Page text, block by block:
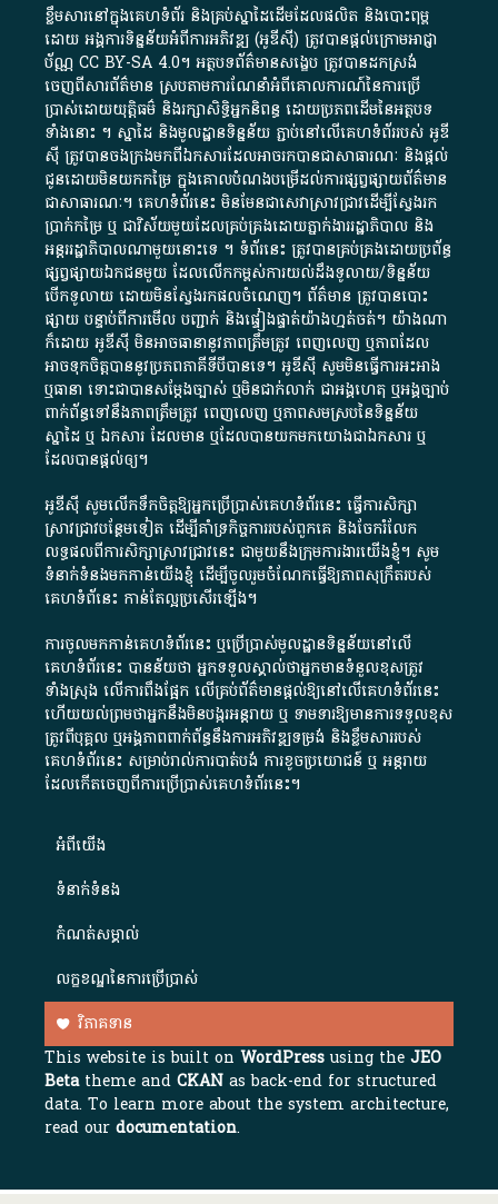
ខ្លឹមសារ​នៅ​ក្នុង​គេហទំព័រ និង​គ្រប់​ស្នា​ដៃ​ដើម​ដែល​ផលិត​ និង​បោះពុម្ព​
ដោយ​ អង្គការ​ទិន្នន័យ​អំពី​ការអភិវឌ្ឍ​​ (អូ​ឌី​ស៊ី)​ ត្រូវ​បាន​ផ្តល់​ក្រោម​អាជ្ញា
ប័ណ្ណ​CC BY-SA 4.0។​ អត្ថបទ​ព័ត៌មាន​សង្ខេប​ ត្រូវ​បាន​ដកស្រង់​
ចេញពី​សារព័ត៌មាន ស្របតាមការ​ណែនាំ​អំពី​គោលការណ៍​នៃ​ការ​ប្រើ
ប្រាស់​ដោយ​យុត្តិធម៌​ និង​រក្សាសិទ្ធិអ្នកនិពន្ធ ដោយ​ប្រភពដើម​នៃ​​អត្ថបទ
ទាំង​នោះ​ ។​ ស្នាដៃ​ និង​មូលដ្ឋាន​ទិន្នន័យ ​ភ្ជាប់​នៅ​លើ​គេហទំព័រ​របស់​ អូ​ឌី​
ស៊ី​ ត្រូវ​បាន​ចងក្រង​មក​ពី​ឯកសារ​ដែល​អាច​រក​បានជា​សាធារណៈ​ និង​ផ្តល់​
ជូន​ដោយ​មិន​យក​កម្រៃ​ ក្នុង​គោលបំណង​បម្រើ​ដល់ការ​ផ្សព្វផ្សាយ​ព័ត៌មាន​
ជា​សាធារណៈ​។​ គេហទំព័រ​នេះ​ មិនមែន​ជា​សេវា​ស្រាវជ្រាវ​ដើម្បី​ស្វែងរក
ប្រាក់​កម្រៃ​ ឬ​ ជា​វិស័យ​មួយ​ដែល​គ្រប់គ្រង​ដោយ​ភ្នាក់ងារ​រដ្ឋាភិបាល​ និង ​
អន្តររដ្ឋាភិបាល​ណាមួយ​នោះ​ទេ ​។​ ទំព័រ​នេះ​ ត្រូវ​បាន​គ្រប់គ្រង​ដោយ​ប្រព័ន្ធ​
ផ្សព្វផ្សាយ​ឯកជន​មួយ​ ដែល​លើកកម្ពស់​ការ​យល់​ដឹង​ទូលាយ​/​ទិន្នន័យ​
បើក​ទូលាយ​ ដោយ​មិនស្វែង​រក​ផល​ចំណេញ​។​ ព័ត៌មាន​ ត្រូវ​បាន​បោះ
ផ្សាយ​ បន្ទាប់​ពី​ការ​មើល​ បញ្ជាក់​ និង​ផ្ទៀងផ្ទាត់​យ៉ាង​ហ្មត់ចត់​។​ យ៉ាងណា​
ក៏​ដោយ​ អូ​ឌី​ស៊ី​ មិន​អាច​ធានា​នូវ​ភាព​ត្រឹមត្រូវ​ ពេញលេញ​ ឬ​ភាព​ដែល​
អាច​ទុកចិត្ត​បាននូវ​ប្រភព​ភាគី​ទី​បី​បាន​ទេ​។​ អូ​ឌី​ស៊ី​ សូម​មិន​ធ្វើការ​អះអាង​
ឬ​ធានា​ ទោះជា​បាន​សម្តែង​ច្បាស់​ ឬ​មិន​ជាក់លាក់​ ជា​អង្គហេតុ​ ឬ​អង្គច្បាប់​
ពាក់ព័ន្ធ​ទៅ​នឹង​ភាព​ត្រឹមត្រូវ​ ពេញលេញ​ ឬ​ភាព​សម​ស្រប​នៃ​ទិន្នន័យ​
ស្នាដៃ​ ឬ​ ឯកសារ​ ដែល​មាន​ ឬ​ដែល​បាន​យក​មក​យោង​ជា​ឯកសារ​ ឬ​
ដែល​បាន​ផ្តល់​ឲ្យ​។
អូឌីស៊ី សូមលើកទឹកចិត្តឱ្យអ្នកប្រើប្រាស់គេហទំព័រនេះ ធ្វើការសិក្សា
ស្រាវជ្រាវបន្ថែមទៀត ដើម្បីគាំទ្រកិច្ចការ​របស់ពួកគេ និងចែករំលែក
លទ្ធផលពីការសិក្សាស្រាវជ្រាវនេះ ជាមួយនឹងក្រុមការងារយើងខ្ញុំ។ សូម
ទំនាក់ទំនងមកកាន់យើងខ្ញុំ ដើម្បីចូលរួមចំណែកធ្វើឱ្យភាពសុក្រឹតរបស់
គេហទំព័នេះ កាន់តែល្អប្រសើរឡើង។
ការចូលមកកាន់គេហទំព័រនេះ ឬប្រើប្រាស់មូលដ្ឋានទិន្នន័យនៅលើ
គេហទំព័រនេះ បានន័យថា អ្នកទទួលស្គាល់ថាអ្នកមានទំនួលខុសត្រូវ
ទាំងស្រុង លើការពឹងផ្អែក លើគ្រប់ព័ត៌មានផ្តល់ឱ្យនៅលើគេហទំព័រនេះ
ហើយយល់ព្រមថាអ្នកនឹងមិនបង្ករអន្តរាយ ឬ ទាមទារ​ឱ្យមានការទទួលខុស​
ត្រូវពីបុគ្គល ឬអង្គភាពពាក់ព័ន្ធនឹងការអភិវឌ្ឍទម្រង់ និងខ្លឹមសាររបស់
គេហទំព័រនេះ សម្រាប់រាល់ការបាត់បង់ ការខូចប្រយោជន៍ ឬ អន្តរាយ
ដែលកើតចេញពីការប្រើប្រាស់គេហទំព័រនេះ។
អំពី​យើង​
ទំនាក់ទំនង
កំណត់សម្គាល់
លក្ខខណ្ឌនៃការប្រើប្រាស់
វិភាគទាន
This website is built onWordPressusing theJEO
Betatheme andCKAN as back-end for structured
data. To learn more about the system architecture,
read ourdocumentation.